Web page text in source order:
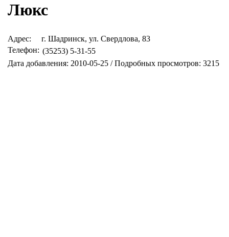
Люкс
Адрес:
г. Шадринск, ул. Свердлова, 83
Телефон: (35253) 5-31-55
Дата добавления: 2010-05-25 / Подробных просмотров: 3215